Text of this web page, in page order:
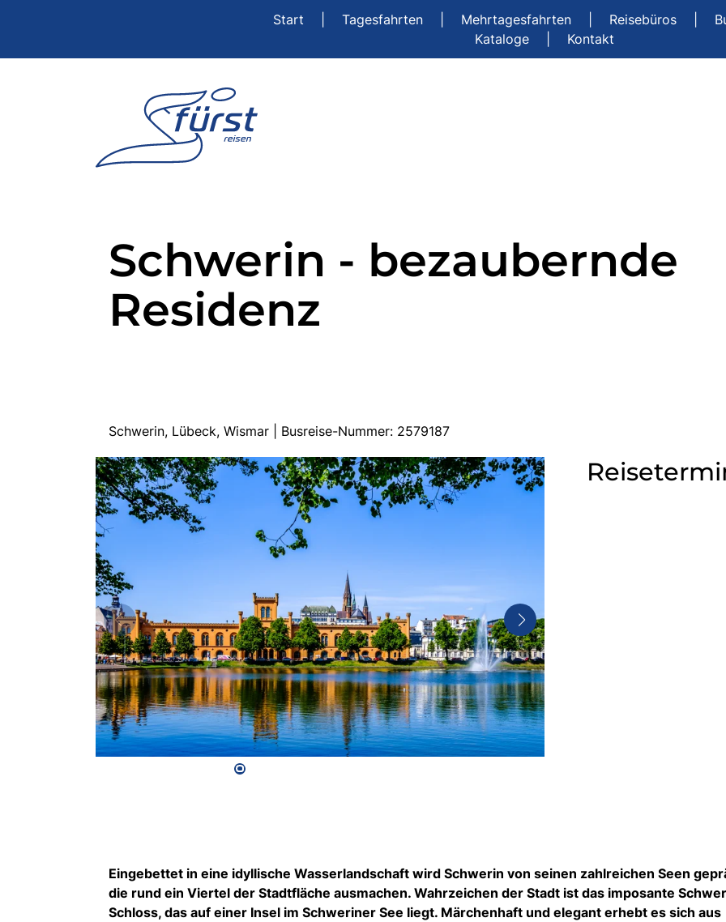
Start Tagesfahrten Mehrtagesfahrten Reisebüros
Kataloge
Kontakt
Schwerin - bezaubernde
Residenz
Schwerin, Lübeck, Wismar | Busreise-Nummer: 2579187
Eingebettet in eine idyllische Wasserlandschaft wird Schwerin von seinen zahlreichen Seen
die rund ein Viertel der Stadtfläche ausmachen. Wahrzeichen der Stadt ist das imposante
Schloss, das auf einer Insel im Schweriner See liegt. Märchenhaft und elegant erhebt es sich aus